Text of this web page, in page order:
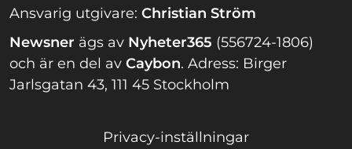
Ansvarig utgivare: Christian Ström
Newsner ägs av Nyheter365 (556724-1806)
och är en del av Caybon. Adress: Birger
Jarlsgatan 43, 111 45 Stockholm
Privacy-inställningar